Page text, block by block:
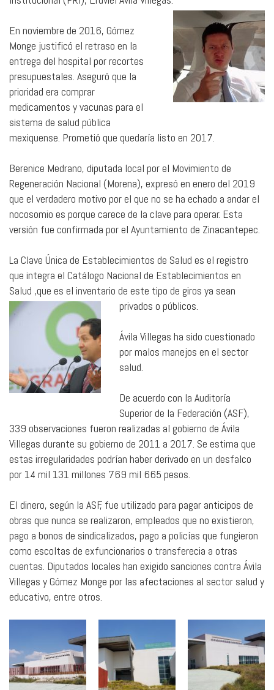
En noviembre de 2016, Gómez
Monge justificó el retraso en la
entrega del hospital por recortes
presupuestales. Aseguró que la
prioridad era comprar
medicamentos y vacunas para el
sistema de salud pública
mexiquense. Prometió que quedaría listo en 2017.
Berenice Medrano, diputada local por el Movimiento de
Regeneración Nacional (Morena), expresó en enero del 2019
que el verdadero motivo por el que no se ha echado a andar el
nocosomio es porque carece de la clave para operar. Esta
versión fue confirmada por el Ayuntamiento de Zinacantepec.
La Clave Única de Establecimientos de Salud es el registro
que integra el Catálogo Nacional de Establecimientos en
Salud ,que es el inventario de este tipo de giros ya sean
privados o públicos.
Ávila Villegas ha sido cuestionado
por malos manejos en el sector
salud.
De acuerdo con la Auditoría
Superior de la Federación (ASF),
339 observaciones fueron realizadas al gobierno de Ávila
Villegas durante su gobierno de 2011 a 2017. Se estima que
estas irregularidades podrían haber derivado en un desfalco
por 14 mil 131 millones 769 mil 665 pesos.
El dinero, según la ASF, fue utilizado para pagar anticipos de
obras que nunca se realizaron, empleados que no existieron,
pago a bonos de sindicalizados, pago a policías que fungieron
como escoltas de exfuncionarios o transferecia a otras
cuentas. Diputados locales han exigido sanciones contra Ávila
Villegas y Gómez Monge por las afectaciones al sector salud y
educativo, entre otros.